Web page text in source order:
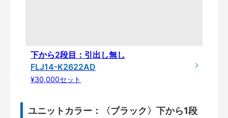
下から2段目：引出し無し
FLJ14-K2622AD
¥30,000セット
ユニットカラー：〈ブラック〉下から1段